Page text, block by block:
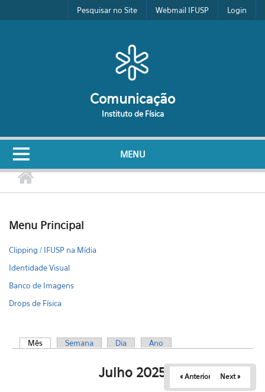
Pular para o conteúdo principalPesquisar no Site Webmail IFUSP Login
Comunicação
Instituto de Física
MENU
Menu Principal
Clipping / IFUSP na Mídia
Identidade Visual
Banco de Imagens
Drops de Física
Mês (aba ativa)Semana Dia Ano
Julho 2025 « Anterior Next »